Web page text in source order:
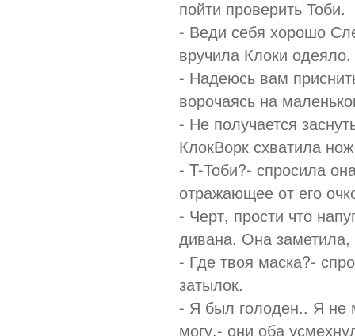
пойти проверить Тоби.
- Веди себя хорошо
вручила Клоки одеяло.
- Надеюсь вам
ворочаясь на
- Не получается
КлокВорк схватила
- T-Тоби?- спросила
отражающее от его
- Черт, прости что
дивана. Она
- Где твоя маска?-
затылок.
- Я был голоден.. Я не
могу.- они оба